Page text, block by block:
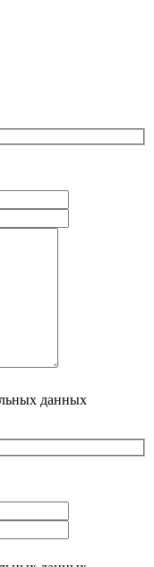
данных